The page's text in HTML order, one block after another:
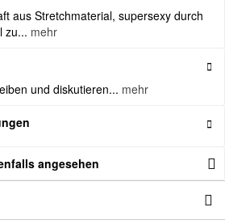
aus Stretchmaterial, supersexy durch
zu... mehr
und diskutieren... mehr
angesehen